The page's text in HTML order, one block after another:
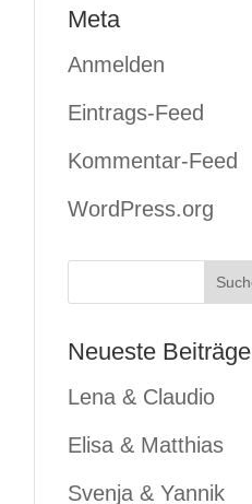
Meta
Anmelden
Eintrags-Feed
Kommentar-Feed
WordPress.org
Neueste Beiträge
Lena & Claudio
Elisa & Matthias
Svenja & Yannik